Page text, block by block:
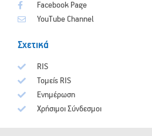
Facebook Page
YouTube Channel
Σχετικά
RIS
Τομείς RIS
Ενημέρωση
Χρήσιμοι Σύνδεσμοι